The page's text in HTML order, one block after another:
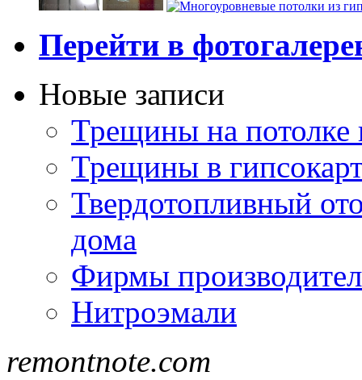
Перейти в
Новые записи
Трещины на потолке
Трещины в
Твердотопливный
дома
Фирмы
Нитроэмали
remontnote.com